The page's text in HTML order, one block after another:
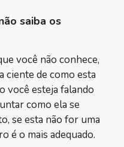
saiba os
você não conhece,
ciente de como esta
você esteja falando
como ela se
se esta não for uma
é o mais adequado.